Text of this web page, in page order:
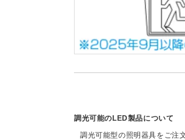
調光可能のLED製品について
調光可能型の照明器具をご注